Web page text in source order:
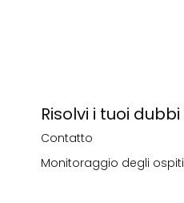
Risolvi i tuoi dubbi
Contatto
Monitoraggio degli ospiti